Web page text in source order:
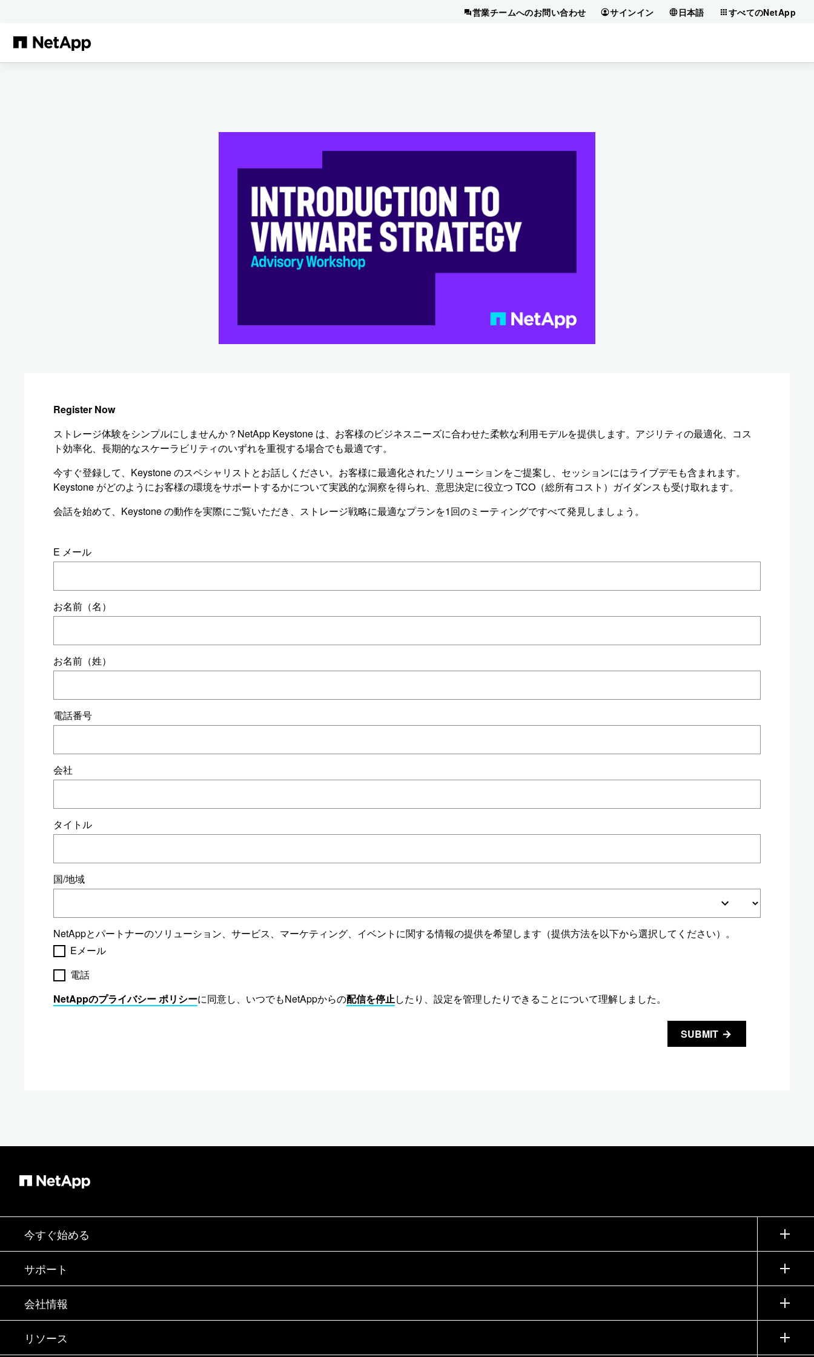
営業チームへのお問い合わせ サインイン 日本語 すべてのNetApp
Register Now
ストレージ体験をシンプルにしませんか？NetApp Keystone は、お客様のビジネスニーズに合わせた柔軟な利用モデルを提供します。アジリティの最適化、コス
ト効率化、長期的なスケーラビリティのいずれを重視する場合でも最適です。
今すぐ登録して、Keystone のスペシャリストとお話しください。お客様に最適化されたソリューションをご提案し、セッションにはライブデモも含まれます。
Keystone がどのようにお客様の環境をサポートするかについて実践的な洞察を得られ、意思決定に役立つ TCO（総所有コスト）ガイダンスも受け取れます。
会話を始めて、Keystone の動作を実際にご覧いただき、ストレージ戦略に最適なプランを1回のミーティングですべて発見しましょう。
E メール
お名前（名）
お名前（姓）
電話番号
会社
タイトル
国/地域
NetAppとパートナーのソリューション、サービス、マーケティング、イベントに関する情報の提供を希望します（提供方法を以下から選択してください）。
Eメール
電話
NetAppのプライバシー ポリシーに同意し、いつでもNetAppからの配信を停止したり、設定を管理したりできることについて理解しました。
SUBMIT
今すぐ始める
購入方法
営業チームへのお問い合わせ
パートナーを検索
エグゼクティブ ブリーフィング
サポート
サポート
トレーニング
ドキュメント
会社情報
会社情報
リソース